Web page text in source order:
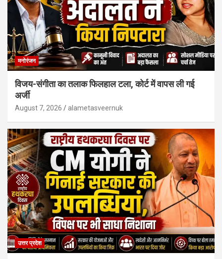
मनोरंजन
विजय-संगीता का तलाक फिलहाल टला, कोर्ट में वापस ली गई
अर्जी
August 7, 2026 alametasveernuk
उत्तर प्रदेश